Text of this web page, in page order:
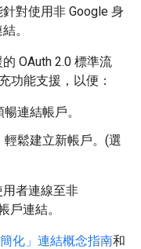
對使用非 Google 身
。
OAuth 2.0 標準流
功能支援，以便：
連結帳戶。
鬆建立新帳戶。(選
者連線至非
戶連結。
化」連結概念指南和